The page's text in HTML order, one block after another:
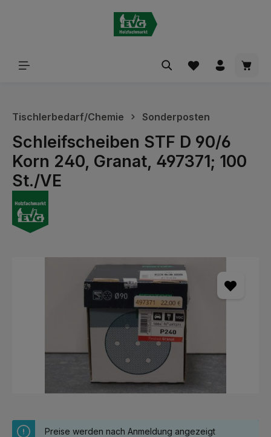
Tischlerbedarf/Chemie Sonderposten
Schleifscheiben STF D 90/6
Korn 240, Granat, 497371; 100
St./VE
Bildergalerie überspringen
Preise werden nach Anmeldung angezeigt